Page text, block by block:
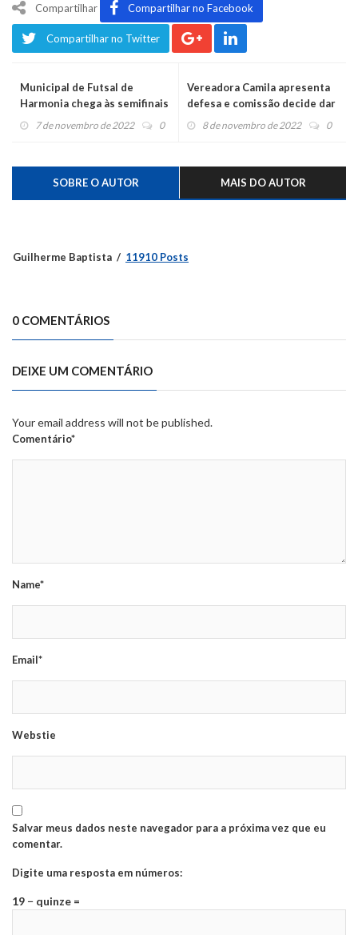
Compartilhar Compartilhar no Facebook
Compartilhar no Twitter
Municipal de Futsal de
Harmonia chega às semifinais
7 de novembro de 2022 0
Vereadora Camila apresenta
defesa e comissão decide dar
andamento ao processo de
8 de novembro de 2022 0
SOBRE O AUTOR MAIS DO AUTOR
Guilherme Baptista 11910 Posts
0 COMENTÁRIOS
DEIXE UM COMENTÁRIO
Your email address will not be published.
Comentário*
Name*
Email*
Webstie
Salvar meus dados neste navegador para a próxima vez que eu
comentar.
Digite uma resposta em números:
19 − quinze =